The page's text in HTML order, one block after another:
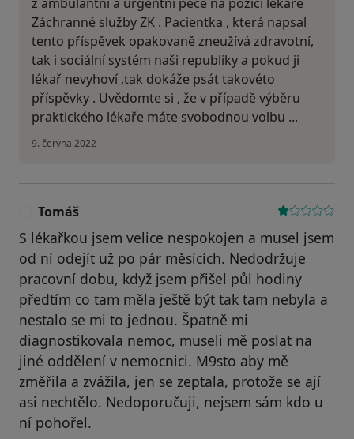
z ambulantní a urgentní péče na pozici lékaře
Záchranné služby ZK . Pacientka , která napsal
tento příspěvek opakovaně zneužívá zdravotní,
tak i sociální systém naši republiky a pokud ji
lékař nevyhoví ,tak dokáže psát takovéto
příspěvky . Uvědomte si , že v případě výběru
praktického lékaře máte svobodnou volbu ...
9. června 2022
Tomáš
S lékařkou jsem velice nespokojen a musel jsem
od ní odejít už po pár měsících. Nedodržuje
pracovní dobu, když jsem přišel půl hodiny
předtím co tam měla ještě být tak tam nebyla a
nestalo se mi to jednou. Špatně mi
diagnostikovala nemoc, museli mě poslat na
jiné oddělení v nemocnici. M9sto aby mě
změřila a zvážila, jen se zeptala, protože se ají
asi nechtělo. Nedoporučuji, nejsem sám kdo u
ní pohořel.